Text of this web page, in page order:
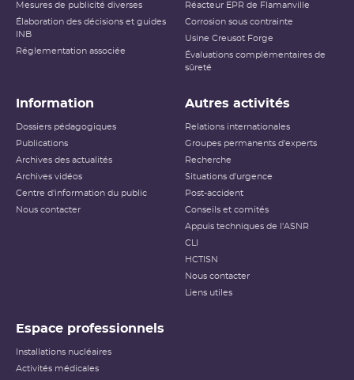
Mesures de publicité diverses
Élaboration des décisions et guides
INB
Réglementation associée
Réacteur EPR de Flamanville
Corrosion sous contrainte
Usine Creusot Forge
Évaluations complémentaires de
sûreté
Information
Dossiers pédagogiques
Publications
Archives des actualités
Archives vidéos
Centre d'information du public
Nous contacter
Autres activités
Relations internationales
Groupes permanents d'experts
Recherche
Situations d'urgence
Post-accident
Conseils et comités
Appuis techniques de l'ASNR
CLI
HCTISN
Nous contacter
Liens utiles
Espace professionnels
Installations nucléaires
Activités médicales